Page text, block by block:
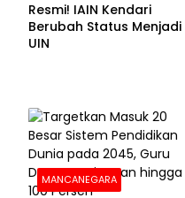
Resmi! IAIN Kendari
Berubah Status Menjadi
UIN
MANCANEGARA